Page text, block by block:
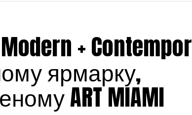
+
ярмарку,
ART MIAMI